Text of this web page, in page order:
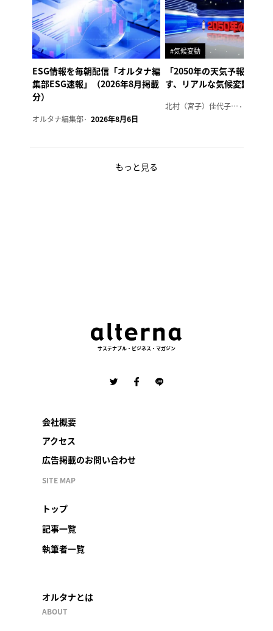
ESG情報を毎朝配信「オルタナ編
集部ESG速報」（2026年8月掲載
分）
オルタナ編集部 2026年8月6日
#気候変動
「2050年の天気予報 Ver.2
す、リアルな気候変動の影
北村（宮子）佳代子（オルタナ輪番編集長）
もっと見る
サステナブル・ビジネス・マガジン
会社概要
アクセス
広告掲載のお問い合わせ
SITE MAP
トップ
記事一覧
執筆者一覧
オルタナとは
ABOUT